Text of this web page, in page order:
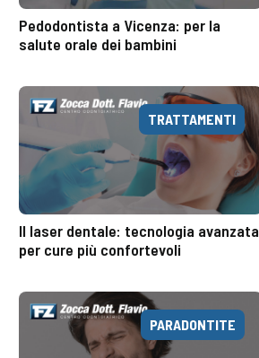
Pedodontista a Vicenza: per la
salute orale dei bambini
TRATTAMENTI
Il laser dentale: tecnologia avanzata
per cure più confortevoli
PARADONTITE